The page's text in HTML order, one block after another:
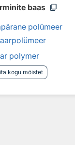
baas content_copy
polümeer
polymer
kogu mõistet